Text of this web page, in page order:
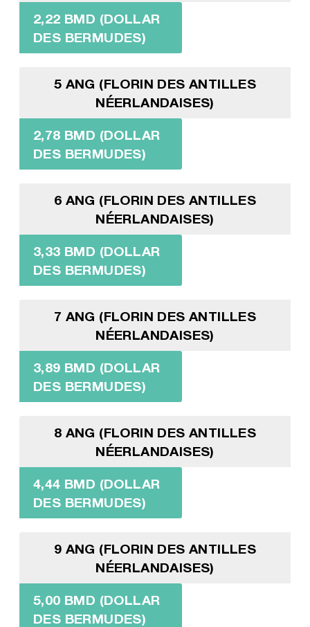
2,22 BMD (DOLLAR
DES BERMUDES)
5 ANG (FLORIN DES ANTILLES
NÉERLANDAISES)
2,78 BMD (DOLLAR
DES BERMUDES)
6 ANG (FLORIN DES ANTILLES
NÉERLANDAISES)
3,33 BMD (DOLLAR
DES BERMUDES)
7 ANG (FLORIN DES ANTILLES
NÉERLANDAISES)
3,89 BMD (DOLLAR
DES BERMUDES)
8 ANG (FLORIN DES ANTILLES
NÉERLANDAISES)
4,44 BMD (DOLLAR
DES BERMUDES)
9 ANG (FLORIN DES ANTILLES
NÉERLANDAISES)
5,00 BMD (DOLLAR
DES BERMUDES)